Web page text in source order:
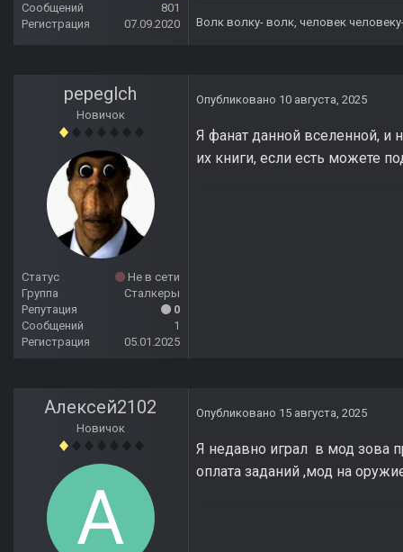
Сообщений
801
Регистрация
07.09.2020 Волк волку- волк, человек
pepeglch
Новичок
Статус
Не в сети
Группа
Сталкеры
Репутация
0
Сообщений
1
Регистрация
05.01.2025
Опубликовано 10 августа, 2025
Я фанат данной вселенной, и
их книги, если есть можете
Алексей2102
Новичок
Опубликовано 15 августа, 2025
Я недавно играл в мод зова
оплата заданий ,мод на